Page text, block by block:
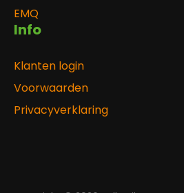
EMQ
Info
Klanten login
Voorwaarden
Privacyverklaring